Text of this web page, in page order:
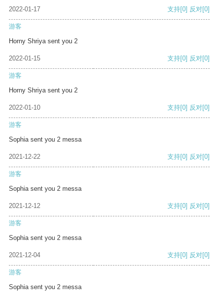
2022-01-17 支持[0] 反对[0]
游客
Horny Shriya sent you 2
2022-01-15 支持[0] 反对[0]
游客
Horny Shriya sent you 2
2022-01-10 支持[0] 反对[0]
游客
Sophia sent you 2 messa
2021-12-22 支持[0] 反对[0]
游客
Sophia sent you 2 messa
2021-12-12 支持[0] 反对[0]
游客
Sophia sent you 2 messa
2021-12-04 支持[0] 反对[0]
游客
Sophia sent you 2 messa